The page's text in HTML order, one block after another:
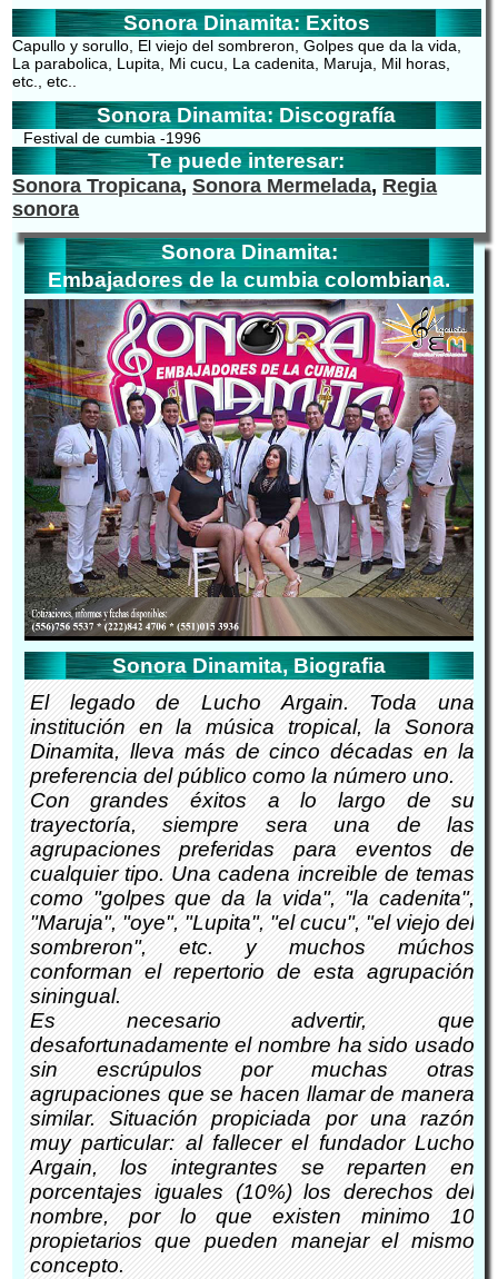
Sonora Dinamita: Exitos
Capullo y sorullo, El viejo del sombreron, Golpes que da la vida,
La parabolica, Lupita, Mi cucu, La cadenita, Maruja, Mil horas,
etc., etc..
Sonora Dinamita: Discografía
Festival de cumbia -1996
Te puede interesar:
Sonora Tropicana,Sonora Mermelada, Regia
sonora
Sonora Dinamita:
Embajadores de la cumbia colombiana.
Sonora Dinamita, Biografia
El legado de Lucho Argain. Toda una
institución en la música tropical, la Sonora
Dinamita, lleva más de cinco décadas en la
preferencia del público como la número uno.
Con grandes éxitos a lo largo de su
trayectoría, siempre sera una de las
agrupaciones preferidas para eventos de
cualquier tipo. Una cadena increible de temas
como "golpes que da la vida", "la cadenita",
"Maruja", "oye", "Lupita", "el cucu", "el viejo del
sombreron", etc. y muchos múchos
conforman el repertorio de esta agrupación
siningual.
Es necesario advertir, que
desafortunadamente el nombre ha sido usado
sin escrúpulos por muchas otras
agrupaciones que se hacen llamar de manera
similar. Situación propiciada por una razón
muy particular: al fallecer el fundador Lucho
Argain, los integrantes se reparten en
porcentajes iguales (10%) los derechos del
nombre, por lo que existen minimo 10
propietarios que pueden manejar el mismo
concepto.